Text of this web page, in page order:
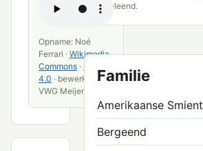
Opname: Noé
Ferrari · Wikimedia
Commons · CC BY
4.0 · bewerkt door
VWG Meijendel
Tafeleend.
Familie
Amerikaanse Smient
Bergeend